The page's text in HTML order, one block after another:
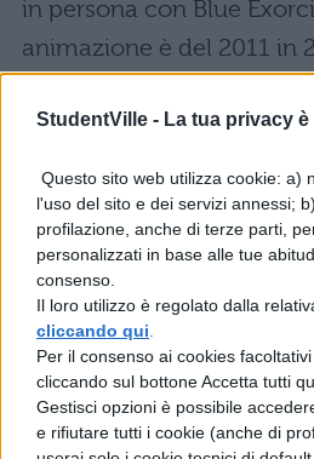
StudentVille - La tua privacy
Questo sito web utilizza cookie: a)
l'uso del sito e dei servizi annessi;
profilazione, anche di terze parti,
personalizzati in base alle tue
consenso.
Il loro utilizzo è regolato dalla
cliccando qui
Per il consenso ai cookies
cliccando sul bottone Accetta tutti
Gestisci opzioni è possibile
e rifiutare tutti i cookie (anche di
in persona con Blue
animazione è del 2011 in
definito da molti come
già combina un disastro
nella vita, che nel lavoro.
fondo, più che altro si
volta che capita un
coinvolto, infatti, Rin
assolutamente a fin di
uno dei più potenti